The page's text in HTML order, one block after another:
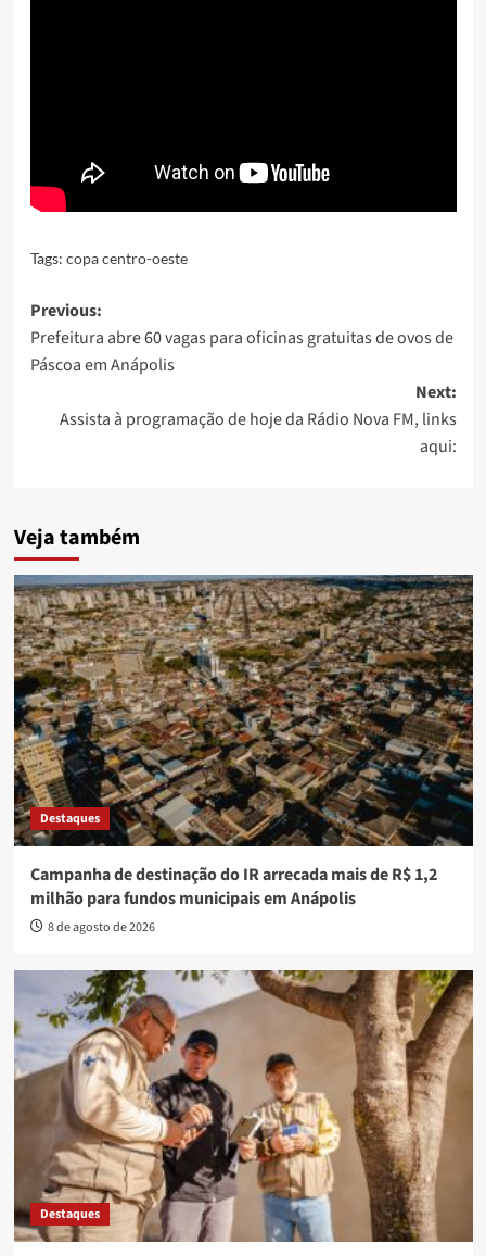
Tags: copa centro-oeste
Post
navigation
Previous:
Prefeitura abre 60 vagas para oficinas gratuitas de ovos de
Páscoa em Anápolis
Next:
Assista à programação de hoje da Rádio Nova FM, links
aqui:
Veja também
Destaques
Campanha de destinação do IR arrecada mais de R$ 1,2
milhão para fundos municipais em Anápolis
8 de agosto de 2026
Destaques